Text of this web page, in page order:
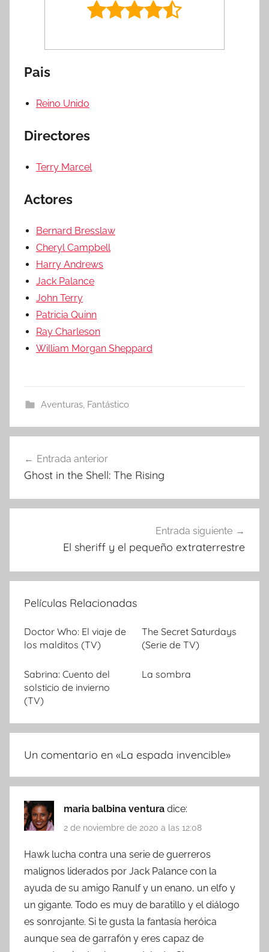
Pais
Reino Unido
Directores
Terry Marcel
Actores
Bernard Bresslaw
Cheryl Campbell
Harry Andrews
Jack Palance
John Terry
Patricia Quinn
Ray Charleson
William Morgan Sheppard
Aventuras, Fantástico
Navegación
de
entradas
Entrada anterior
Ghost in the Shell: The Rising
Entrada siguiente
El sheriff y el pequeño extraterrestre
Películas Relacionadas
Doctor Who: El viaje de
los malditos (TV)
The Secret Saturdays
(Serie de TV)
Sabrina: Cuento del
solsticio de invierno
(TV)
La sombra
Un comentario en «La espada invencible»
maria balbina ventura dice:
2 de noviembre de 2020 a las 12:08
Hawk lucha contra una serie de guerreros
malignos liderados por Jack Palance con la
ayuda de su amigo Ranulf y un enano, un elfo y
un gigante. Todo es muy de baratillo y el diálogo
es sonrojante. Si te gusta la fantasía heróica
aunque sea de garrafón y eres capaz de